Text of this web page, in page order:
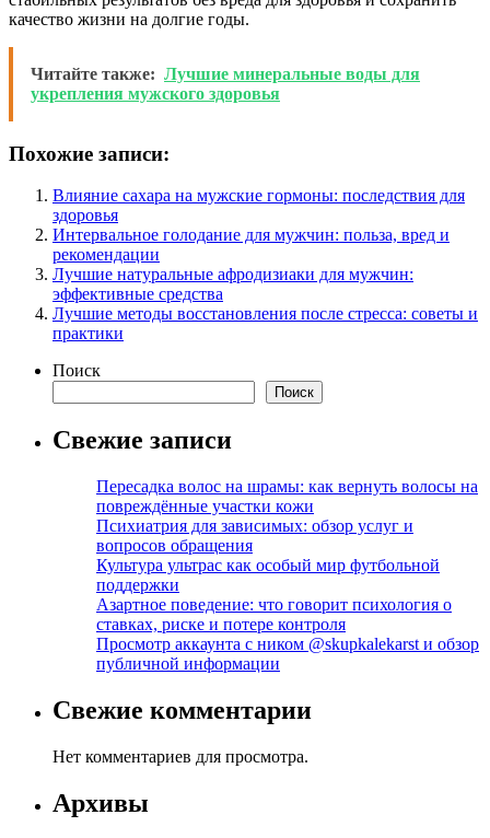
качество жизни на долгие годы.
Читайте также: Лучшие минеральные воды для
укрепления мужского здоровья
Похожие записи:
Влияние сахара на мужские гормоны: последствия для
здоровья
Интервальное голодание для мужчин: польза, вред и
рекомендации
Лучшие натуральные афродизиаки для мужчин:
эффективные средства
Лучшие методы восстановления после стресса: советы и
практики
Поиск
Поиск
Свежие записи
Пересадка волос на шрамы: как вернуть волосы на
повреждённые участки кожи
Психиатрия для зависимых: обзор услуг и
вопросов обращения
Культура ультрас как особый мир футбольной
поддержки
Азартное поведение: что говорит психология о
ставках, риске и потере контроля
Просмотр аккаунта с ником @skupkalekarst и обзор
публичной информации
Свежие комментарии
Нет комментариев для просмотра.
Архивы